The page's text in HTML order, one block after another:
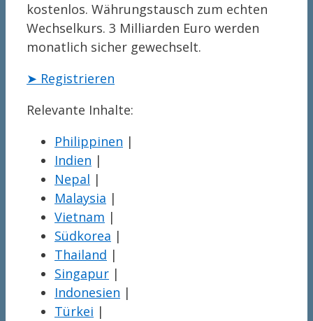
kostenlos. Währungstausch zum echten
Wechselkurs. 3 Milliarden Euro werden
monatlich sicher gewechselt.
➤ Registrieren
Relevante Inhalte:
Philippinen |
Indien |
Nepal |
Malaysia |
Vietnam |
Südkorea |
Thailand |
Singapur |
Indonesien |
Türkei |